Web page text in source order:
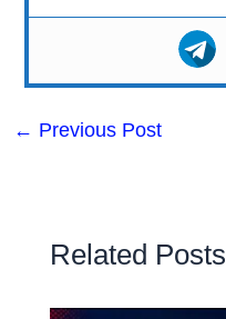
← Previous Post
Related Posts